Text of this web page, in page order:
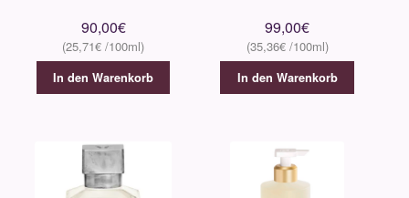
90,00€
25,71€
In den Warenkorb
99,00€
35,36€
In den Warenkorb